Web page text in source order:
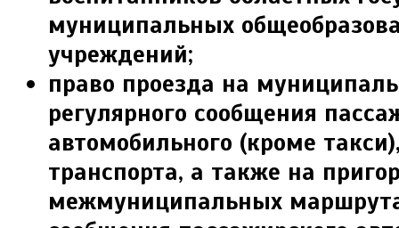
муниципальных
учреждений;
право проезда на
регуляр­ного сообщения
автомобильного (кроме
транспорта, а также на
межмуниципальных